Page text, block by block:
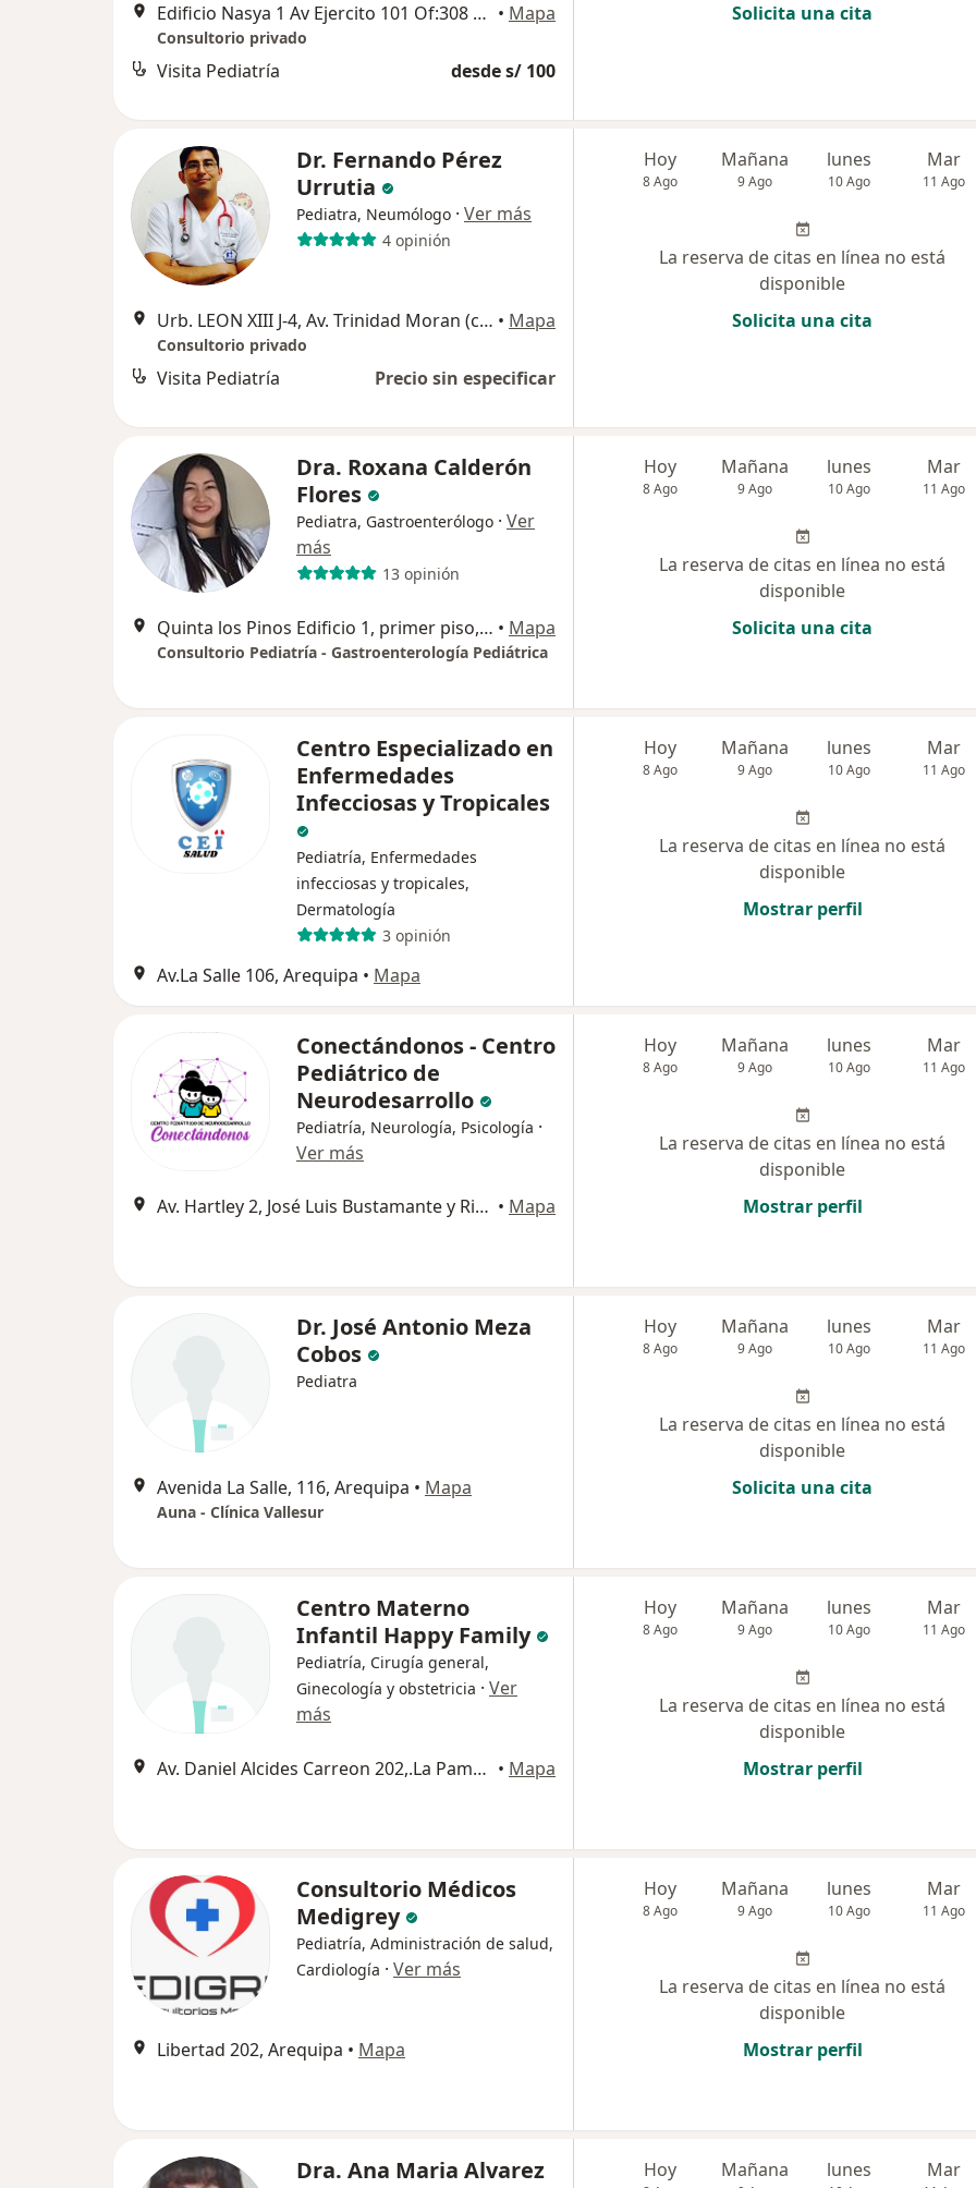
Edificio Nasya 1 Av Ejercito 101 Of:308 Yanahuara frente a la Clinica Arequipa, Arequipa • Mapa
Consultorio privado
Visita Pediatría desde s/ 100
Solicita una cita
Dr. Fernando Pérez
Urrutia
Pediatra, Neumólogo · Ver más
4 opinión
Urb. LEON XIII J-4, Av. Trinidad Moran (costado de Farmacia FASUR), Arequipa • Mapa
Consultorio privado
Visita Pediatría Precio sin especificar
Hoy
8 Ago
Mañana
9 Ago
lunes
10 Ago
Mar
11 Ago
La reserva de citas en línea no está
disponible
Solicita una cita
Dra. Roxana Calderón
Flores
Pediatra, Gastroenterólogo · Ver
más
13 opinión
Quinta los Pinos Edificio 1, primer piso, Cerro Colorado • Mapa
Consultorio Pediatría - Gastroenterología Pediátrica
Hoy
8 Ago
Mañana
9 Ago
lunes
10 Ago
Mar
11 Ago
La reserva de citas en línea no está
disponible
Solicita una cita
Centro Especializado en
Enfermedades
Infecciosas y Tropicales
Pediatría, Enfermedades
infecciosas y tropicales,
Dermatología
3 opinión
Av.La Salle 106, Arequipa • Mapa
Hoy
8 Ago
Mañana
9 Ago
lunes
10 Ago
Mar
11 Ago
La reserva de citas en línea no está
disponible
Mostrar perfil
Conectándonos - Centro
Pediátrico de
Neurodesarrollo
Pediatría, Neurología, Psicología ·
Ver más
Av. Hartley 2, José Luis Bustamante y Rivero, Jose Luis Bustamante y Rivero • Mapa
Hoy
8 Ago
Mañana
9 Ago
lunes
10 Ago
Mar
11 Ago
La reserva de citas en línea no está
disponible
Mostrar perfil
Dr. José Antonio Meza
Cobos
Pediatra
Avenida La Salle, 116, Arequipa • Mapa
Auna - Clínica Vallesur
Hoy
8 Ago
Mañana
9 Ago
lunes
10 Ago
Mar
11 Ago
La reserva de citas en línea no está
disponible
Solicita una cita
Centro Materno
Infantil Happy Family
Pediatría, Cirugía general,
Ginecología y obstetricia · Ver
más
Av. Daniel Alcides Carreon 202,.La Pampilla;Urb. Santa Catalina N-2.JLB y R;Urb. San Jeronimo Los topacios 126 Cercado., Arequipa • Mapa
Hoy
8 Ago
Mañana
9 Ago
lunes
10 Ago
Mar
11 Ago
La reserva de citas en línea no está
disponible
Mostrar perfil
Consultorio Médicos
Medigrey
Pediatría, Administración de salud,
Cardiología · Ver más
Libertad 202, Arequipa • Mapa
Hoy
8 Ago
Mañana
9 Ago
lunes
10 Ago
Mar
11 Ago
La reserva de citas en línea no está
disponible
Mostrar perfil
Dra. Ana Maria Alvarez
Hoy Mañana lunes Mar